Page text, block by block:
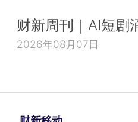
财新周刊｜AI短剧
2026年08月07日